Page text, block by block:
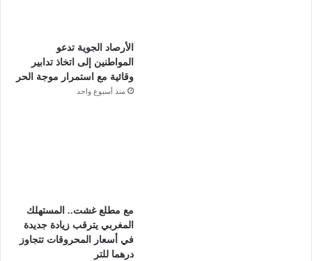
الأرصاد الجوية تدعو
المواطنين إلى اتخاذ تدابير
وقائية مع استمرار موجة الحر
منذ أسبوع واحد
مع مطلع غشت.. المستهلك
المغربي يترقب زيادة جديدة
في أسعار المحروقات تتجاوز
درهما للتر